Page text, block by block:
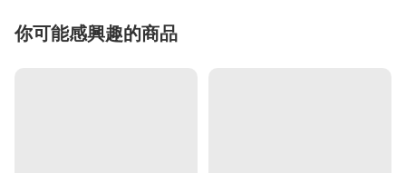
你可能感興趣的商品